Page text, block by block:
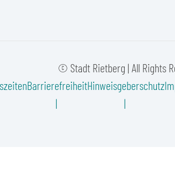
© Stadt Rietberg | All Rights
BarrierefreiheitHinweisgeberschutz